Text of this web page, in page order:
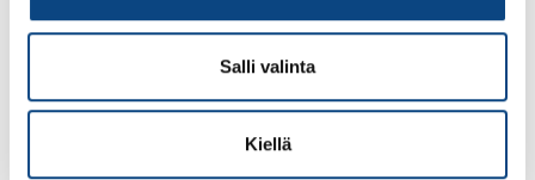
Salli valinta
Kiellä
Helaform, liukukisko K-
300 4m/kpl
Helaform,
alaohjainkisko 25×25